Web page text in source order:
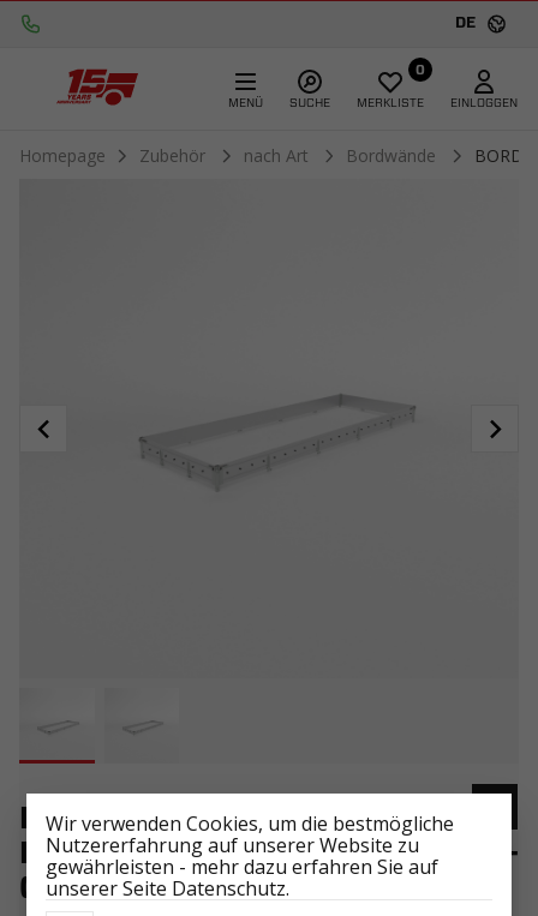
DE
MENÜ SUCHE
0
MERKLISTE EINLOGGEN
Homepage Zubehör nach Art Bordwände
BORDWÄNDE ALU 6021/600
H300 CARPLATFORM FULL ALU -
GT PLATEAU FULL ALU
Wir verwenden Cookies, um die bestmögliche
Nutzererfahrung auf unserer Website zu
gewährleisten - mehr dazu erfahren Sie auf
unserer Seite Datenschutz.